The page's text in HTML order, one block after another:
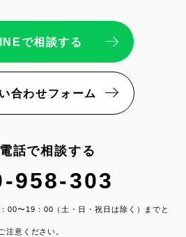
で相談する
合わせフォーム
電話で相談する
958-303
00〜19：00（土・日・祝日は除く）までと
注意ください。